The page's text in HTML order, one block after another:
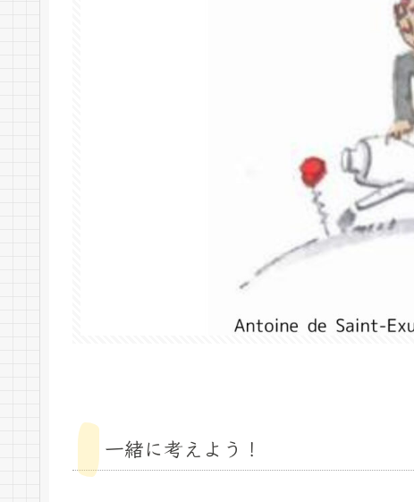
一緒に考えよう！